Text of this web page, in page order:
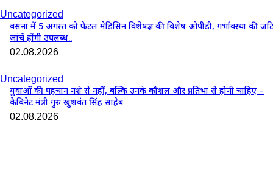
Uncategorized
बसना में 5 अगस्त को फेटल मेडिसिन विशेषज्ञ की विशेष ओपीडी, गर्भावस्था की
जांचें होंगी उपलब्ध..
02.08.2026
Uncategorized
युवाओं की पहचान नशे से नहीं, बल्कि उनके कौशल और प्रतिभा से होनी चाहिए –
कैबिनेट मंत्री गुरु खुशवंत सिंह साहेब
02.08.2026